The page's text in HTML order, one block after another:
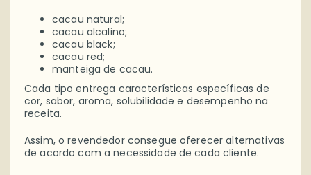
cacau natural;
cacau alcalino;
cacau black;
cacau red;
manteiga de cacau.
Cada tipo entrega características específicas de
cor, sabor, aroma, solubilidade e desempenho na
receita.
Assim, o revendedor consegue oferecer alternativas
de acordo com a necessidade de cada cliente.